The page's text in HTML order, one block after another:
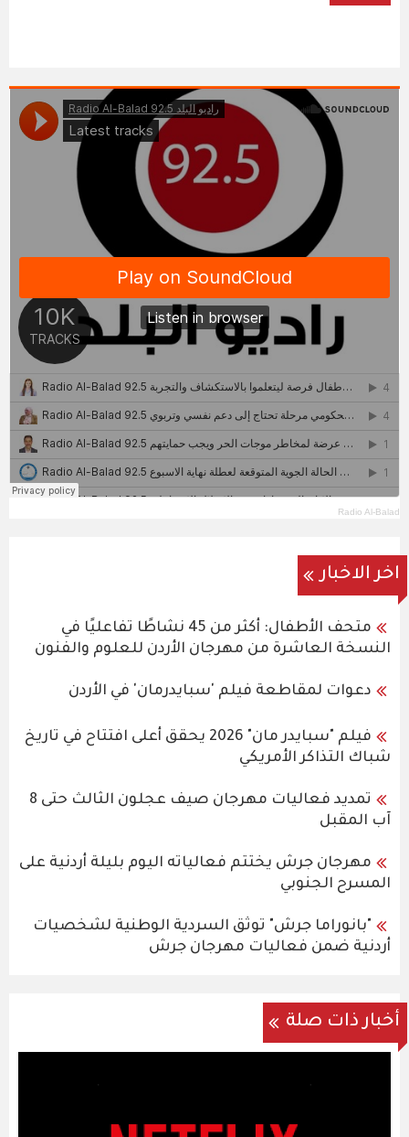
Radio Al-Balad
اخر الاخبار
متحف الأطفال: أكثر من 45 نشاطًا تفاعليًا في
النسخة العاشرة من مهرجان الأردن للعلوم والفنون
دعوات لمقاطعة فيلم 'سبايدرمان' في الأردن
فيلم "سبايدر مان" 2026 يحقق أعلى افتتاح في تاريخ
شباك التذاكر الأمريكي
تمديد فعاليات مهرجان صيف عجلون الثالث حتى 8
آب المقبل
مهرجان جرش يختتم فعالياته اليوم بليلة أردنية على
المسرح الجنوبي
"بانوراما جرش" توثق السردية الوطنية لشخصيات
أردنية ضمن فعاليات مهرجان جرش
أخبار ذات صلة